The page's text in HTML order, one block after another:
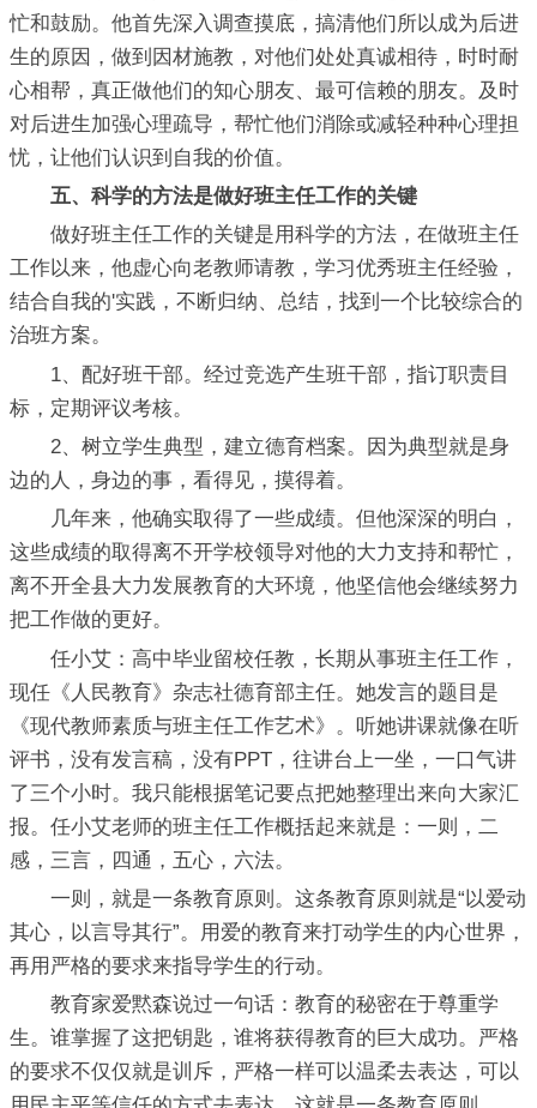
忙和鼓励。他首先深入调查摸底，搞清他们所以成为后进
生的原因，做到因材施教，对他们处处真诚相待，时时耐
心相帮，真正做他们的知心朋友、最可信赖的朋友。及时
对后进生加强心理疏导，帮忙他们消除或减轻种种心理担
忧，让他们认识到自我的价值。
五、科学的方法是做好班主任工作的关键
做好班主任工作的关键是用科学的方法，在做班主任
工作以来，他虚心向老教师请教，学习优秀班主任经验，
结合自我的'实践，不断归纳、总结，找到一个比较综合的
治班方案。
1、配好班干部。经过竞选产生班干部，指订职责目
标，定期评议考核。
2、树立学生典型，建立德育档案。因为典型就是身
边的人，身边的事，看得见，摸得着。
几年来，他确实取得了一些成绩。但他深深的明白，
这些成绩的取得离不开学校领导对他的大力支持和帮忙，
离不开全县大力发展教育的大环境，他坚信他会继续努力
把工作做的更好。
任小艾：高中毕业留校任教，长期从事班主任工作，
现任《人民教育》杂志社德育部主任。她发言的题目是
《现代教师素质与班主任工作艺术》。听她讲课就像在听
评书，没有发言稿，没有PPT，往讲台上一坐，一口气讲
了三个小时。我只能根据笔记要点把她整理出来向大家汇
报。任小艾老师的班主任工作概括起来就是：一则，二
感，三言，四通，五心，六法。
一则，就是一条教育原则。这条教育原则就是“以爱动
其心，以言导其行”。用爱的教育来打动学生的内心世界，
再用严格的要求来指导学生的行动。
教育家爱黙森说过一句话：教育的秘密在于尊重学
生。谁掌握了这把钥匙，谁将获得教育的巨大成功。严格
的要求不仅仅就是训斥，严格一样可以温柔去表达，可以